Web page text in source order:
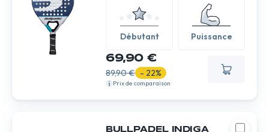
Débutant Puissance
69,90 €
89,90 € - 22%
Prix de comparaison
BULLPADEL INDIGA